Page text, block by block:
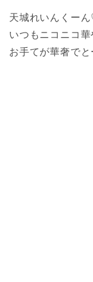
天城れいんくー
いつもニコニコ
お手てが華奢で